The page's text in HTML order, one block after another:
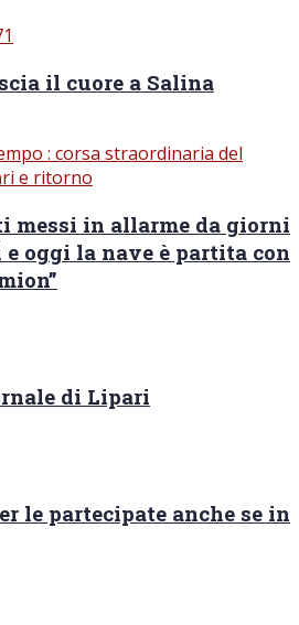
il cuore a Salina
messi in allarme da giorni
oggi la nave è partita con
di Lipari
le partecipate anche se in